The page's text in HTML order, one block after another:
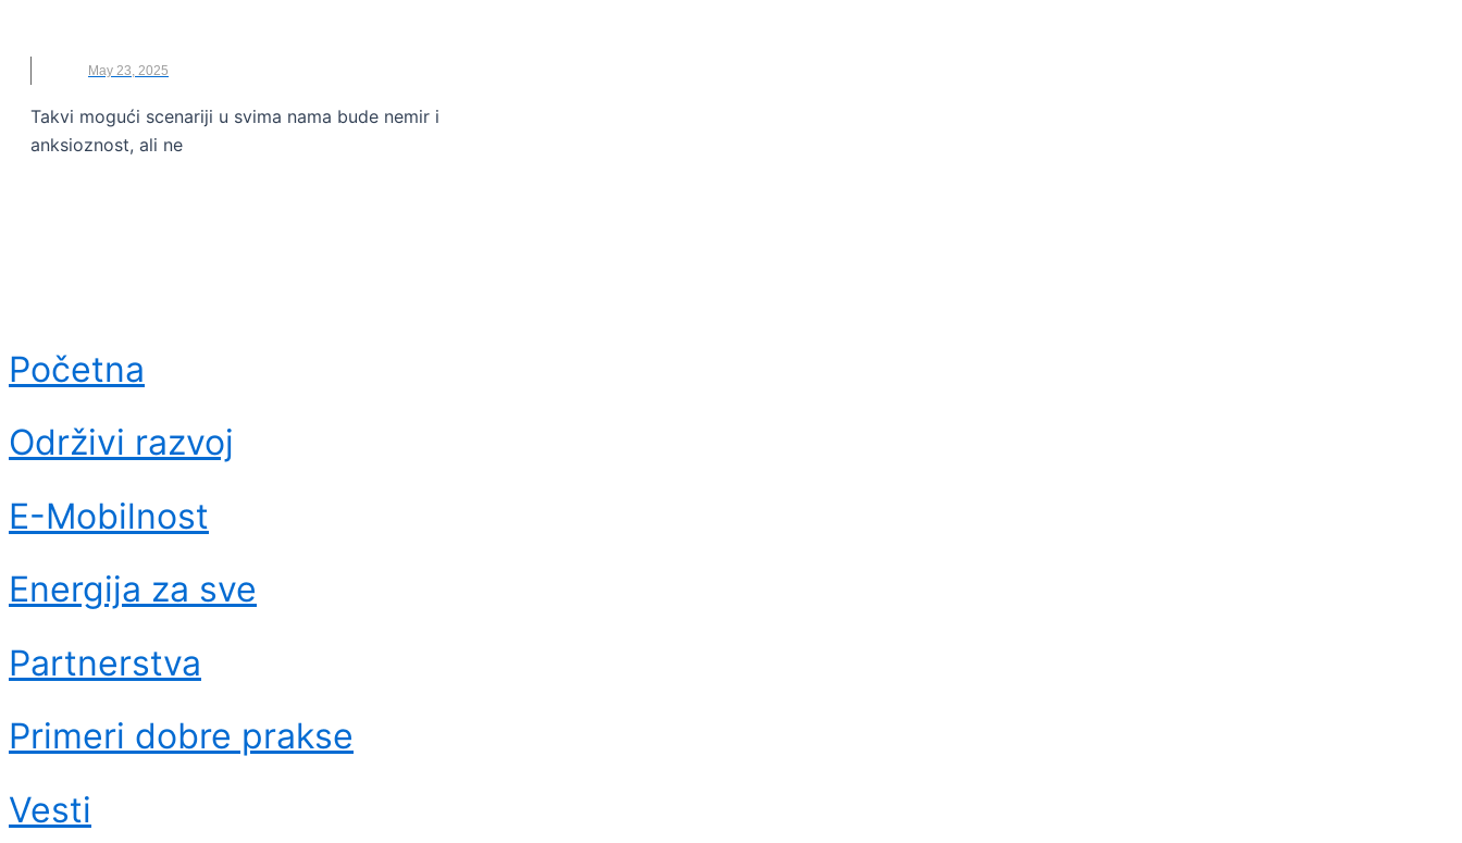
May 23, 2025
Takvi mogući scenariji u svima nama bude nemir i
anksioznost, ali ne
Početna
Održivi razvoj
E-Mobilnost
Energija za sve
Partnerstva
Primeri dobre prakse
Vesti